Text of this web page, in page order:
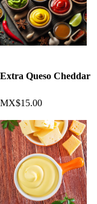
Extra Queso Cheddar
MX$15.00